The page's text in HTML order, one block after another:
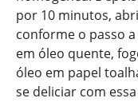
por 10 minutos,
conforme o passo
em óleo quente,
óleo em papel
se deliciar com